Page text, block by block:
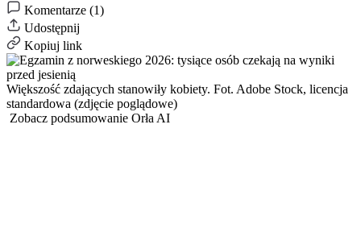
Komentarze (1)
Udostępnij
Kopiuj link
Większość zdających stanowiły kobiety. Fot. Adobe Stock, licencja
standardowa (zdjęcie poglądowe)
Zobacz podsumowanie Orła AI